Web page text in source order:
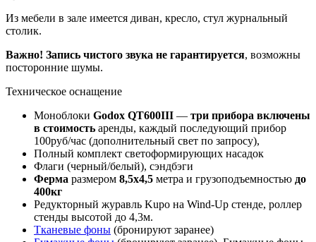
Из мебели в зале имеется диван, кресло, стул журнальный
столик.
Важно! Запись чистого звука не гарантируется, возможны
посторонние шумы.
Техническое оснащение
Моноблоки Godox QT600III — три прибора включены
в стоимость аренды, каждый последующий прибор
100руб/час (дополнительный свет по запросу),
Полный комплект светоформирующих насадок
Флаги (черный/белый), сэндбэги
Ферма размером 8,5х4,5 метра и грузоподъемностью до
400кг
Редукторный журавль Kupo на Wind-Up стенде, роллер
стенды высотой до 4,3м.
Тканевые фоны (бронируют заранее)